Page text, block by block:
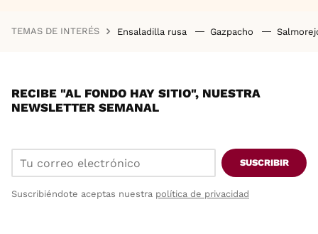
TEMAS DE INTERÉS Ensaladilla rusa Gazpacho
RECIBE "AL FONDO HAY SITIO", NUESTRA
NEWSLETTER SEMANAL
SUSCRIBIR
Suscribiéndote aceptas nuestra política de privacidad